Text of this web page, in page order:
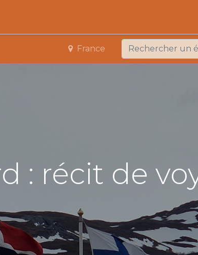
France
: récit de